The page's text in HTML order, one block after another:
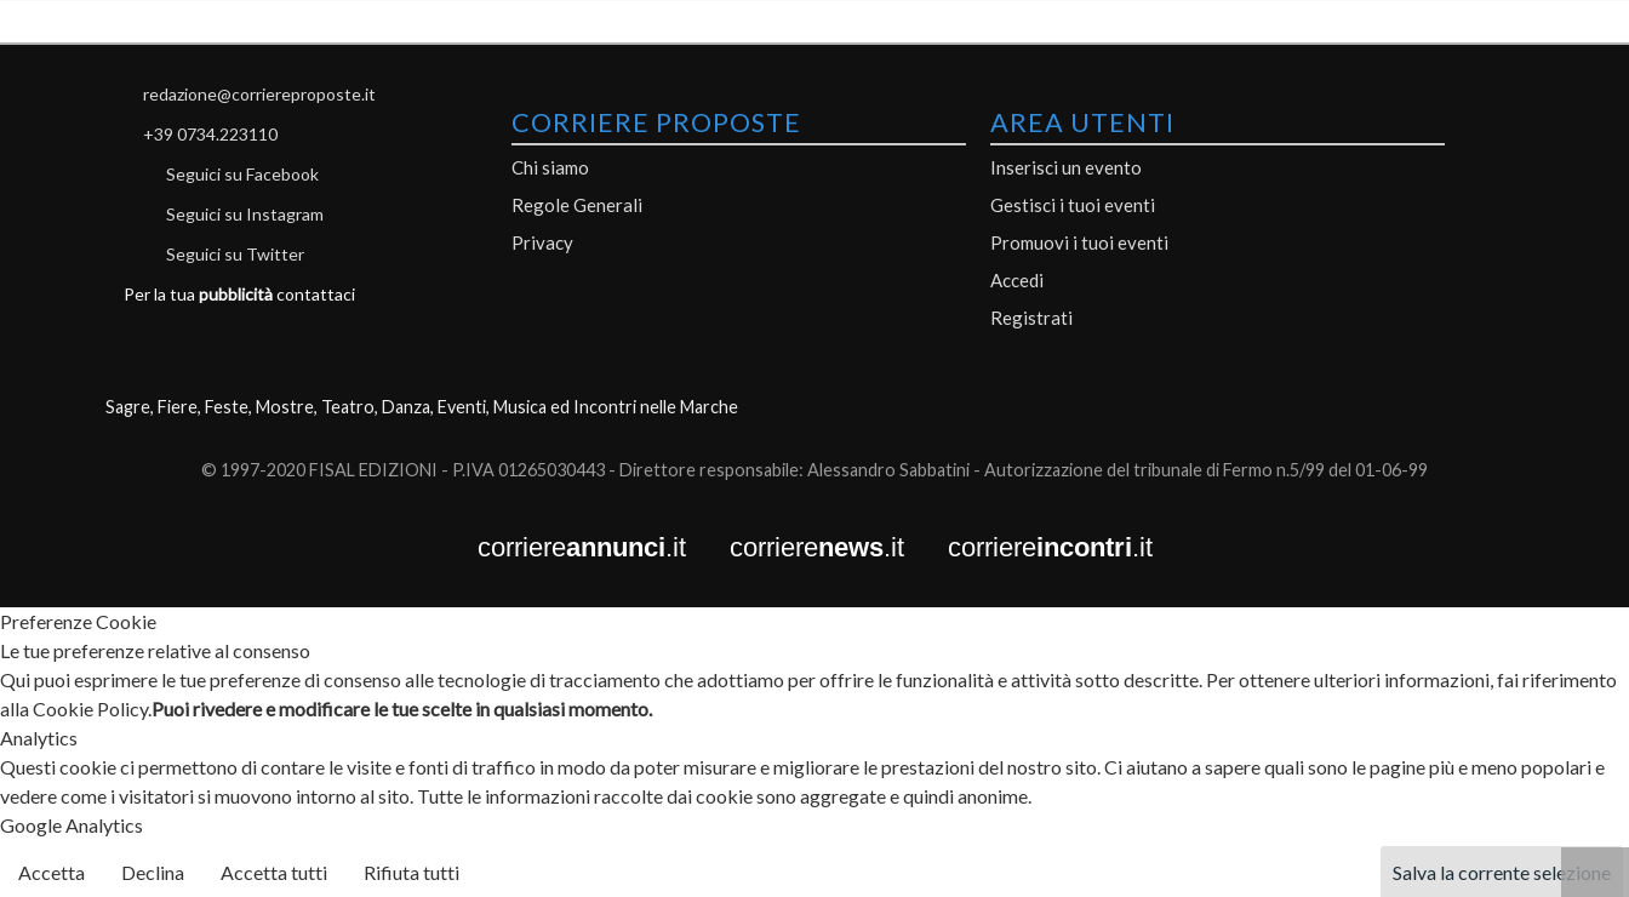
redazione@corriereproposte.it
+39 0734.223110
Seguici su Facebook
Seguici su Instagram
Seguici su Twitter
Per la tua pubblicitàcontattaci
CORRIERE PROPOSTE
Chi siamo
Regole Generali
Privacy
AREA UTENTI
Inserisci un evento
Gestisci i tuoi eventi
Promuovi i tuoi eventi
Accedi
Registrati
Sagre, Fiere, Feste, Mostre, Teatro, Danza, Eventi, Musica ed Incontri nelle Marche
© 1997-2020 FISAL EDIZIONI - P.IVA 01265030443 - Direttore responsabile: Alessandro Sabbatini - Autorizzazione del tribunale di Fermo n.5/99 del 01-06-99
corriereannunci.it corrierenews.it corriereincontri.it
Preferenze Cookie
Le tue preferenze relative al consenso
Qui puoi esprimere le tue preferenze di consenso alle tecnologie di tracciamento che adottiamo per offrire le funzionalità e attività sotto descritte. Per ottenere ulteriori informazioni, fai riferimento
alla Cookie Policy.Puoi rivedere e modificare le tue scelte in qualsiasi momento.
Analytics
Questi cookie ci permettono di contare le visite e fonti di traffico in modo da poter misurare e migliorare le prestazioni del nostro sito. Ci aiutano a sapere quali sono le pagine più e meno popolari e
vedere come i visitatori si muovono intorno al sito. Tutte le informazioni raccolte dai cookie sono aggregate e quindi anonime.
Google Analytics
Accetta Declina Accetta tutti Rifiuta tutti Salva la corrente selezione